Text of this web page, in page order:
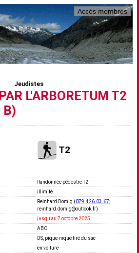
Accès membres
Jeudistes
L'ARBORETUM T2
B)
T2
Randonnée pédestre T2
illimité
Reinhard Domig (079.426.03.67;
reinhard.domig@outlook.fr)
jusquʼau 7 octobre 2025
ABC
DS, pique-nique tiré du sac
en voiture